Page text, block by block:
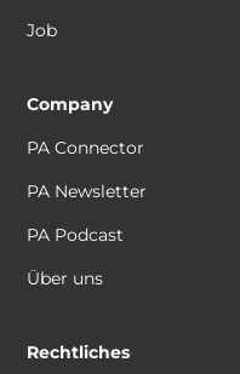
Job
Company
PA Connector
PA Newsletter
PA Podcast
Über uns
Rechtliches